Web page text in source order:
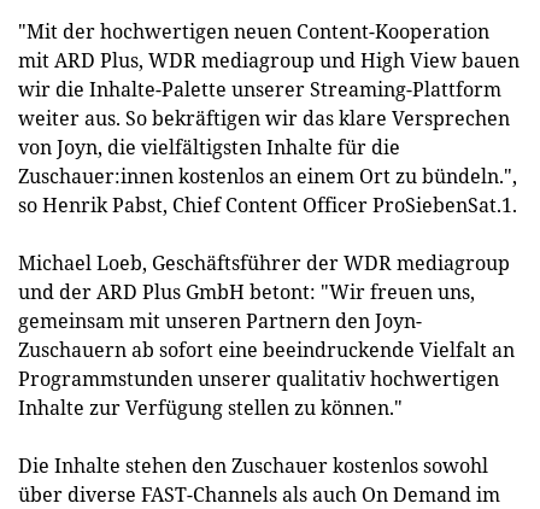
"Mit der hochwertigen neuen Content-Kooperation
mit ARD Plus, WDR mediagroup und High View bauen
wir die Inhalte-Palette unserer Streaming-Plattform
weiter aus. So bekräftigen wir das klare Versprechen
von Joyn, die vielfältigsten Inhalte für die
Zuschauer:innen kostenlos an einem Ort zu bündeln.",
so Henrik Pabst, Chief Content Officer ProSiebenSat.1.
Michael Loeb, Geschäftsführer der WDR mediagroup
und der ARD Plus GmbH betont: "Wir freuen uns,
gemeinsam mit unseren Partnern den Joyn-
Zuschauern ab sofort eine beeindruckende Vielfalt an
Programmstunden unserer qualitativ hochwertigen
Inhalte zur Verfügung stellen zu können."
Die Inhalte stehen den Zuschauer kostenlos sowohl
über diverse FAST-Channels als auch On Demand im